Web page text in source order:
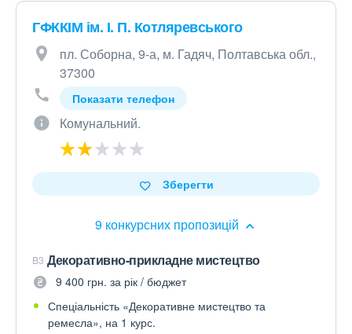
ГФККІМ ім. І. П. Котляревського
пл. Соборна, 9-а, м. Гадяч, Полтавська обл.,
37300
Показати телефон
Комунальний.
9 конкурсних пропозицій
Зберегти
B3 Декоративно-прикладне мистецтво
9 400 грн. за рік / бюджет
Спеціальність «Декоративне мистецтво та
ремесла», на 1 курс.